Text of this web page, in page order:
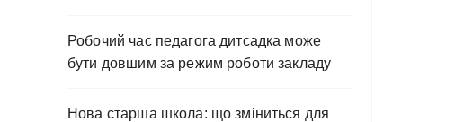
Робочий час педагога дитсадка може
бути довшим за режим роботи закладу
Нова старша школа: що зміниться для